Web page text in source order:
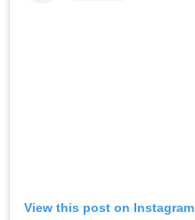
View this post on Instagram